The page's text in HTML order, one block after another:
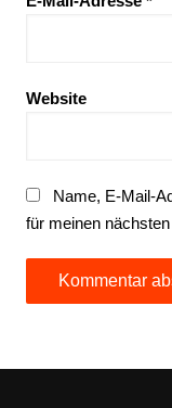
Website
Name, E-Mail-
für meinen